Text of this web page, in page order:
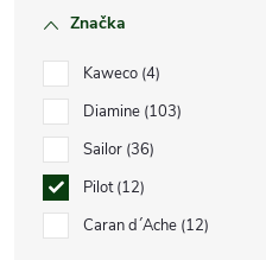
Značka
Kaweco 4
Diamine 103
Sailor 36
Pilot 12
Caran d´Ache 12